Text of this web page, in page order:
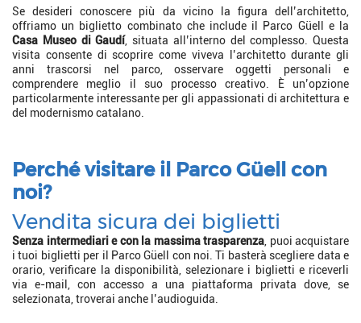
Se desideri conoscere più da vicino la figura dell’architetto,
offriamo un biglietto combinato che include il Parco Güell e la
Casa Museo di Gaudí, situata all’interno del complesso. Questa
visita consente di scoprire come viveva l’architetto durante gli
anni trascorsi nel parco, osservare oggetti personali e
comprendere meglio il suo processo creativo. È un’opzione
particolarmente interessante per gli appassionati di architettura e
del modernismo catalano.
Perché visitare il Parco Güell con
noi?
Vendita sicura dei biglietti
Senza intermediari e con la massima trasparenza , puoi acquistare
i tuoi biglietti per il Parco Güell con noi. Ti basterà scegliere data e
orario, verificare la disponibilità, selezionare i biglietti e riceverli
via e-mail, con accesso a una piattaforma privata dove, se
selezionata, troverai anche l’audioguida.